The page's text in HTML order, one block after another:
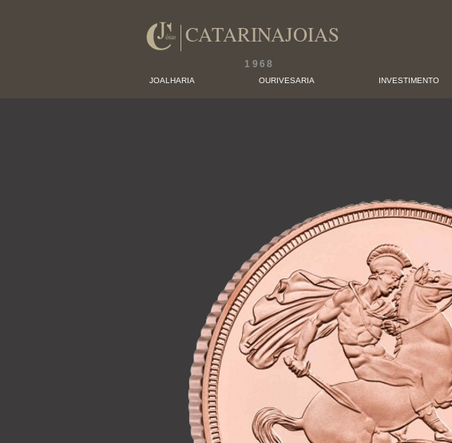
CATARINAJOIAS
1968
JOALHARIA OURIVESARIA INVESTIMENTO